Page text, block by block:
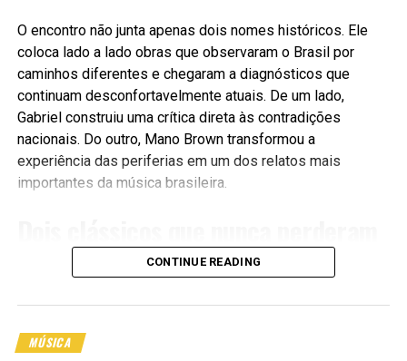
Quatro encontros para entender o
que acontece no backstage
em mostrar como funciona a produção geral e o backstage
dentro da indústria musical. A proposta é sair da teoria
verdade.
O primeiro encontro será voltado para
O encontro não junta apenas dois nomes históricos. Ele
coloca lado a lado obras que observaram o Brasil por
caminhos diferentes e chegaram a diagnósticos que
continuam desconfortavelmente atuais. De um lado,
Gabriel construiu uma crítica direta às contradições
nacionais. Do outro, Mano Brown transformou a
experiência das periferias em um dos relatos mais
importantes da música brasileira.
o peso
“Pátria Que Me Pariu” foi lançada por Gabriel O Pensador
para questionar a desigualdade do país. No mesmo ano,
CONTINUE READING
MÚSICA